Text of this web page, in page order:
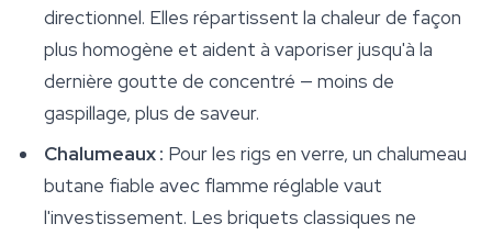
directionnel. Elles répartissent la chaleur de façon
plus homogène et aident à vaporiser jusqu'à la
dernière goutte de concentré — moins de
gaspillage, plus de saveur.
Chalumeaux : Pour les rigs en verre, un chalumeau
butane fiable avec flamme réglable vaut
l'investissement. Les briquets classiques ne